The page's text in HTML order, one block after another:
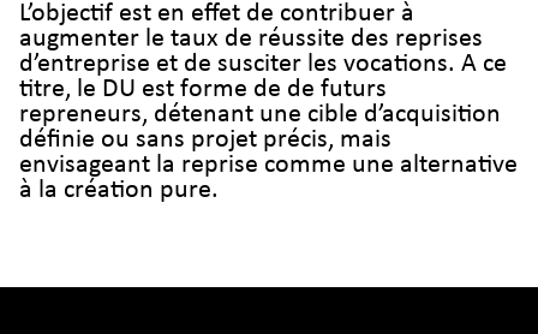
L’objectif est en effet de contribuer à
augmenter le taux de réussite des reprises
d’entreprise et de susciter les vocations. A ce
titre, le DU est forme de de futurs
repreneurs, détenant une cible d’acquisition
définie ou sans projet précis, mais
envisageant la reprise comme une alternative
à la création pure.